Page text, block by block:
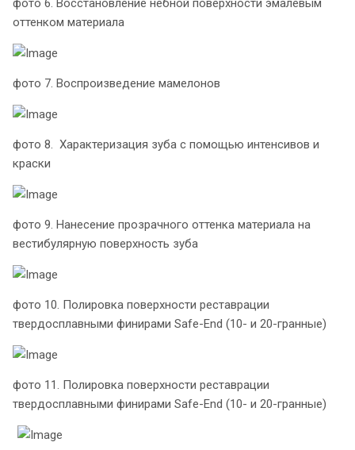
фото 6. Восстановление небной поверхности эмалевым
оттенком материала
фото 7. Воспроизведение мамелонов
фото 8. Характеризация зуба с помощью интенсивов и
краски
фото 9. Нанесение прозрачного оттенка материала на
вестибулярную поверхность зуба
фото 10. Полировка поверхности реставрации
твердосплавными финирами Safe-End (10- и 20-гранные)
фото 11. Полировка поверхности реставрации
твердосплавными финирами Safe-End (10- и 20-гранные)